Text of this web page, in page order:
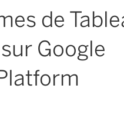
de
Google